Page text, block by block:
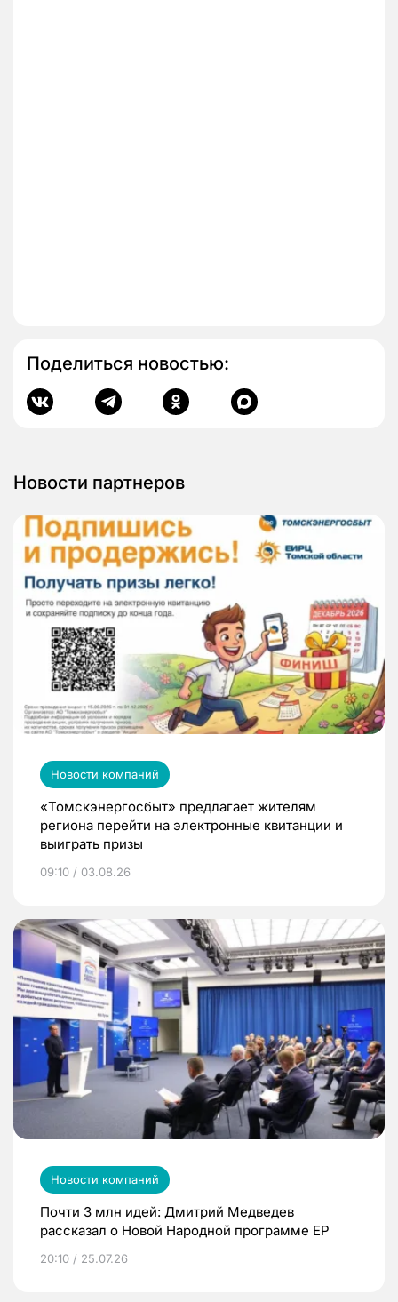
Поделиться новостью:
Новости партнеров
Новости компаний
«Томскэнергосбыт» предлагает жителям
региона перейти на электронные квитанции и
выиграть призы
09:10 / 03.08.26
Новости компаний
Почти 3 млн идей: Дмитрий Медведев
рассказал о Новой Народной программе ЕР
20:10 / 25.07.26